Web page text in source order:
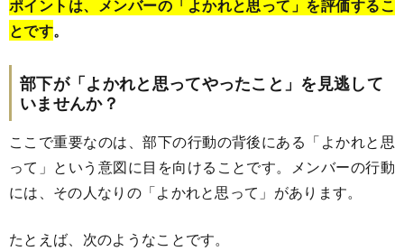
ポイントは、メンバーの「よかれと思って」を評価するこ
とです。
部下が「よかれと思ってやったこと」を見逃して
いませんか？
ここで重要なのは、部下の行動の背後にある「よかれと思
って」という意図に目を向けることです。メンバーの行動
には、その人なりの「よかれと思って」があります。
たとえば、次のようなことです。